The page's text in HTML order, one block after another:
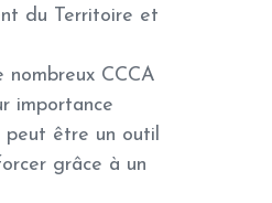
du Territoire et
CCCA
importance
peut être un outil
grâce à un